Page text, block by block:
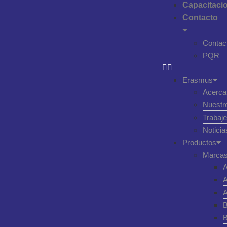
Contacto
PQR
Erasmus
Productos